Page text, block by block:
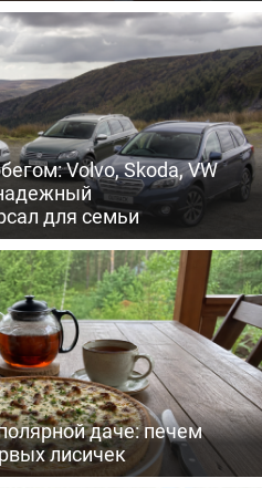
Volvo, Skoda, VW
для семьи
даче: печем
лисичек